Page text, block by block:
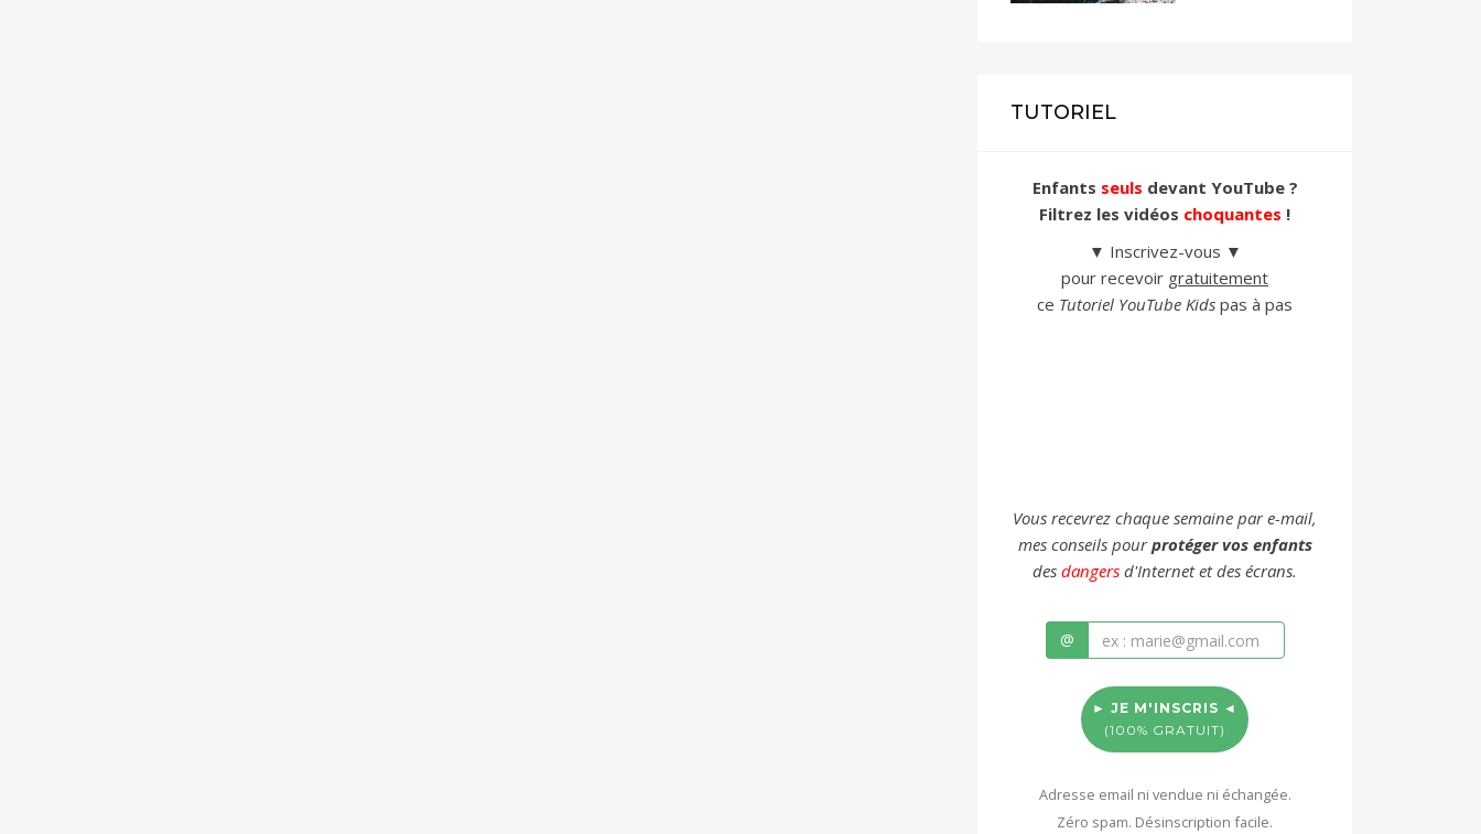
TUTORIEL
Enfants seuls devant YouTube ?
Filtrez les vidéos choquantes !
▼ Inscrivez-vous ▼
pour recevoir gratuitement
ce Tutoriel YouTube Kids pas à pas
Vous recevrez chaque semaine par e-mail,
mes conseils pourprotéger vos enfants
des dangers d'Internet et des écrans.
@
► JE M'INSCRIS ◄
(100% GRATUIT)
Adresse email ni vendue ni échangée.
Zéro spam. Désinscription facile.